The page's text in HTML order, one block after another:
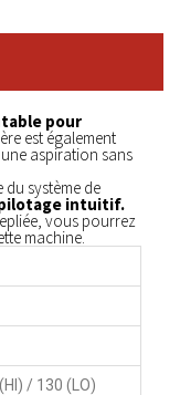
pour
est également
aspiration sans
du système de
intuitif.
vous pourrez
machine.
/ 130 (LO)